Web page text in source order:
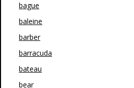
bague
baleine
barber
barracuda
bateau
bear